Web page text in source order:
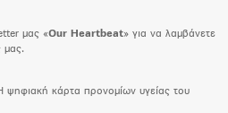
μας «Our Heartbeat» για να λαμβάνετε
μας.
ψηφιακή κάρτα προνομίων υγείας του